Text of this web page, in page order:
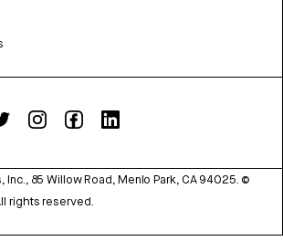
85 Willow Road, Menlo Park, CA 94025. ©
rights reserved.